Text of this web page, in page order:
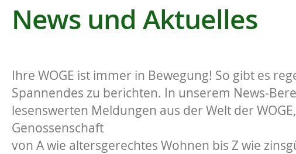
News und Aktuelles
Ihre WOGE ist immer in Bewegung! So gibt es
Spannendes zu berichten. In unserem News-
lesenswerten Meldungen aus der Welt der
Genossenschaft
von A wie altersgerechtes Wohnen bis Z wie